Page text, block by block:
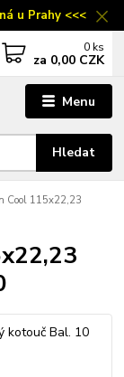
u Prahy <<<
Menu
Hledat
0 ks
za 0,00 CZK
Cool 115x22,23